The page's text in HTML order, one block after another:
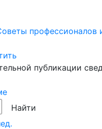
публикации